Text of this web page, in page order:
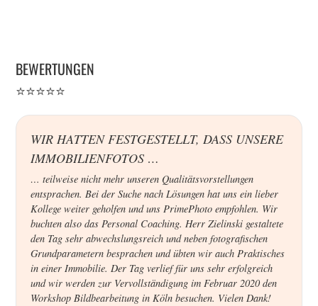
BEWERTUNGEN
⭐⭐⭐⭐⭐
WIR HATTEN FESTGESTELLT, DASS UNSERE
IMMOBILIENFOTOS …
… teilweise nicht mehr unseren Qualitätsvorstellungen
entsprachen. Bei der Suche nach Lösungen hat uns ein lieber
Kollege weiter geholfen und uns PrimePhoto empfohlen. Wir
buchten also das Personal Coaching. Herr Zielinski gestaltete
den Tag sehr abwechslungsreich und neben fotografischen
Grundparametern besprachen und übten wir auch Praktisches
in einer Immobilie. Der Tag verlief für uns sehr erfolgreich
und wir werden zur Vervollständigung im Februar 2020 den
Workshop Bildbearbeitung in Köln besuchen. Vielen Dank!